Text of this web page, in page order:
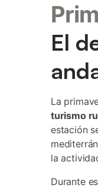
El
La
turismo
estación
la
Durante